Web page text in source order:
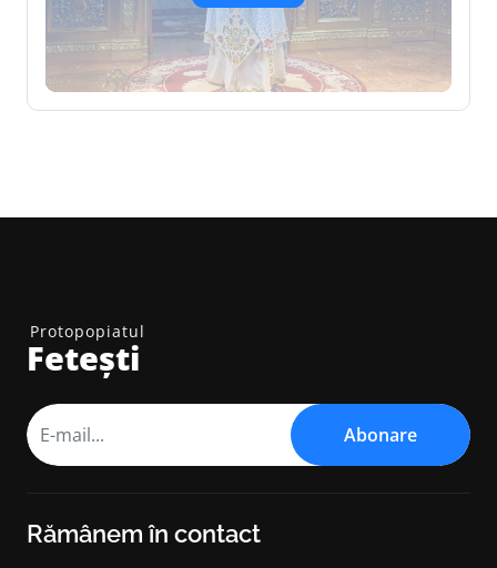
Protopopiatul
Fetești
Abonare
Rămânem în contact